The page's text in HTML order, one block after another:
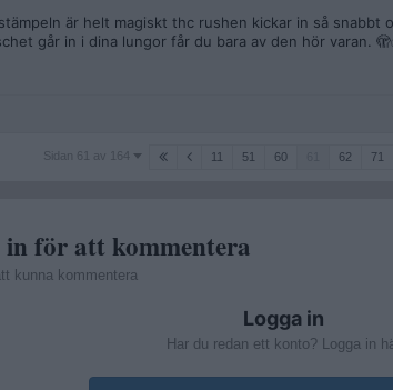
är helt magiskt thc rushen kickar in så snabbt
går in i dina lungor får du bara av den hör varan.
Sidan
Sidan 61 av 164 11 51 60 62 71
för att kommentera
kunna kommentera
Logga in
Har du redan ett konto? Logga in